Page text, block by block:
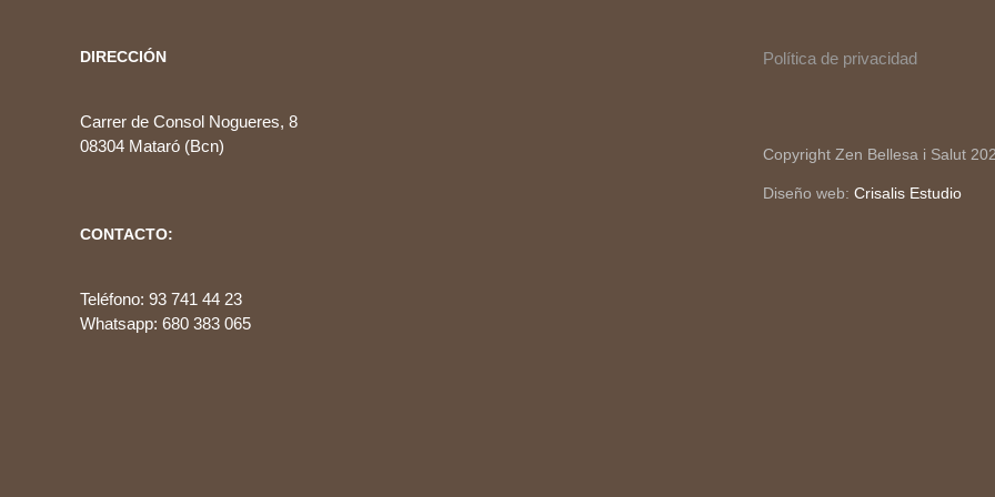
DIRECCIÓN
Carrer de Consol Nogueres, 8
08304 Mataró (Bcn)
CONTACTO:
Teléfono: 93 741 44 23
Whatsapp: 680 383 065
Política de privacidad
Copyright Zen Bellesa i Salut
Diseño web: Crisalis Estudio